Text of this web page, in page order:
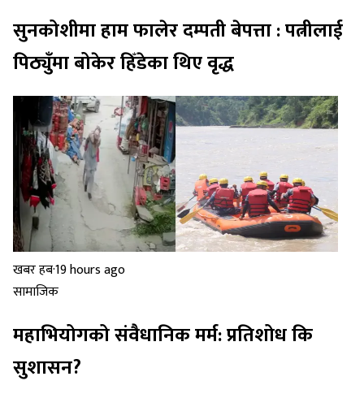
सुनकोशीमा हाम फालेर दम्पती बेपत्ता : पत्नीलाई
पिठ्युँमा बोकेर हिँडेका थिए वृद्ध
खबर हब·19 hours ago
सामाजिक
महाभियोगको संवैधानिक मर्म: प्रतिशोध कि
सुशासन?